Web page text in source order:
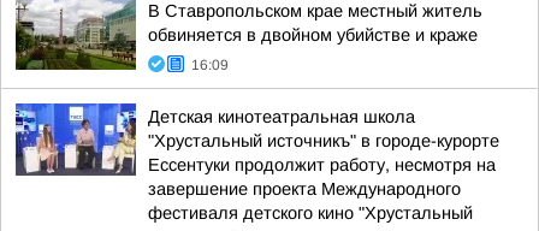
В Ставропольском крае местный житель
обвиняется в двойном убийстве и краже
16:09
Детская кинотеатральная школа
"Хрустальный источникъ" в городе-курорте
Ессентуки продолжит работу, несмотря на
завершение проекта Международного
фестиваля детского кино "Хрустальный